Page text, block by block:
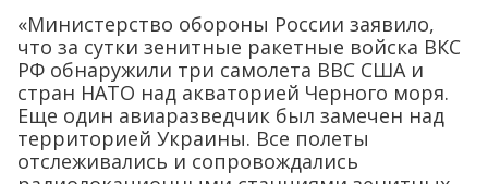
«Министерство обороны России заявило,
что за сутки зенитные ракетные войска ВКС
РФ обнаружили три самолета ВВС США и
стран НАТО над акваторией Черного моря.
Еще один авиаразведчик был замечен над
территорией Украины. Все полеты
отслеживались и сопровождались